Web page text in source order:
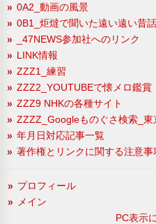
0A2_動画の風景
0B1_炬燵で聞いた遠い遠い昔話
_47NEWS参加社へのリンク
LINK情報
ZZZ1_練習
ZZZ2_YOUTUBEで懐メロ鑑賞
ZZZ9 NHKの各種サイト
ZZZZ_Googleものぐさ検索_
年月日対応記事一覧
著作権とリンクに関する注意事
プロフィール
メイン
PC表示